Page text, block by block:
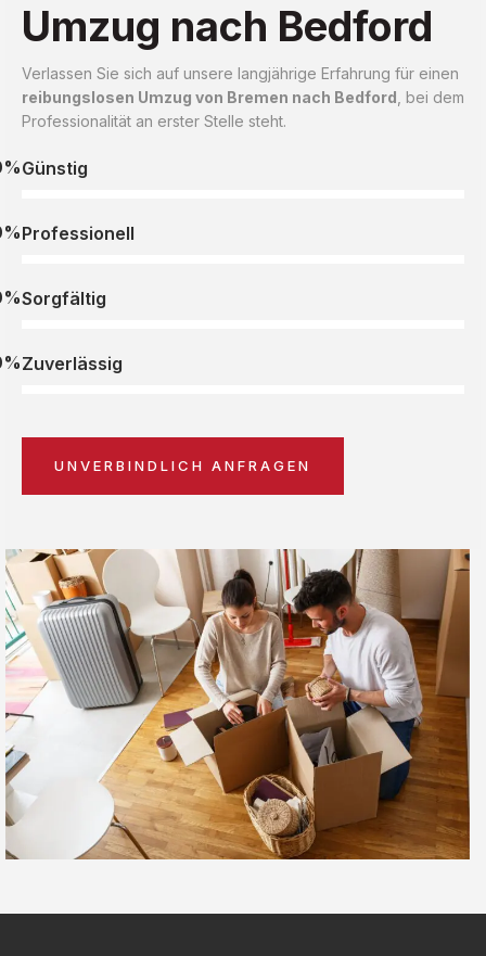
Umzug nach Bedford
Verlassen Sie sich auf unsere langjährige Erfahrung für einen
reibungslosen Umzug von Bremen nach Bedford , bei dem
Professionalität an erster Stelle steht.
Günstig
Professionell
Sorgfältig
Zuverlässig
UNVERBINDLICH ANFRAGEN